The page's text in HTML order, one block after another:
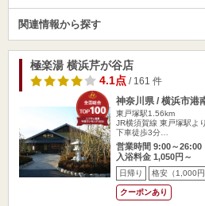
関連情報から探す
極楽湯 横浜芹が谷店
4.1点/ 161 件
神奈川県 / 横浜市港
東戸塚駅1.56km
JR横須賀線 東戸塚駅よ
下車徒歩3分…
営業時間 9:00～26:00
入浴料金 1,050円～
日帰り 格安（1,000円
クーポンあり